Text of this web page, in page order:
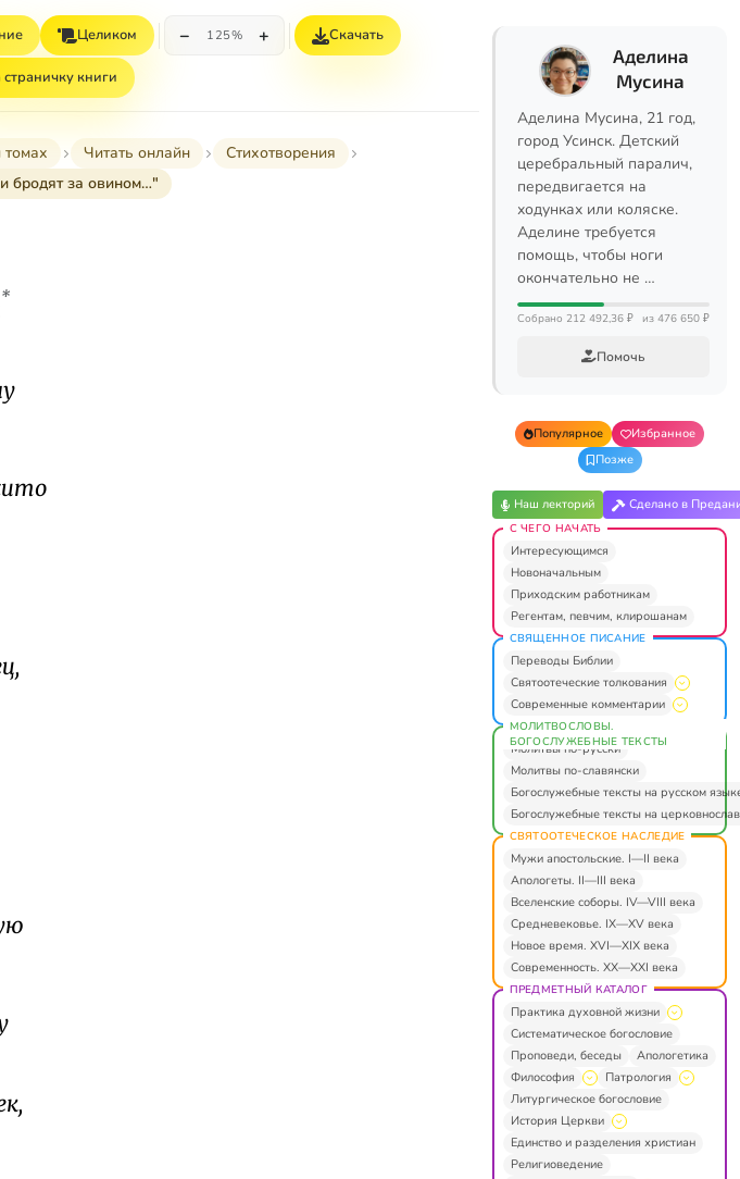
Целиком − 125% + Скачать
книги
Читать онлайн
Стихотворения
бродят за овином…"
*
Аделина
Мусина
Аделина Мусина, 21 год,
город Усинск. Детский
церебральный паралич,
передвигается на
ходунках или коляске.
Аделине требуется
помощь, чтобы ноги
окончательно не …
Собрано 212 492,36 ₽ из 476 650 ₽
Помочь
Популярное
Избранное
Позже
Наш лекторий Сделано в
С ЧЕГО НАЧАТЬ
Интересующимся
Новоначальным
Приходским работникам
Регентам, певчим, клирошанам
СВЯЩЕННОЕ ПИСАНИЕ
Переводы Библии
Святоотеческие толкования
Современные комментарии
МОЛИТВОСЛОВЫ.
БОГОСЛУЖЕБНЫЕ ТЕКСТЫ
Молитвы по-русски
Молитвы по-славянски
Богослужебные тексты на русском
Богослужебные тексты на
СВЯТООТЕЧЕСКОЕ НАСЛЕДИЕ
Мужи апостольские. I—II века
Апологеты. II—III века
Вселенские соборы. IV—VIII века
Средневековье. IX—XV века
Новое время. XVI—XIX века
Современность. XX—XXI века
ПРЕДМЕТНЫЙ КАТАЛОГ
Практика духовной жизни
Систематическое богословие
Проповеди, беседы
Апологетика
Философия
Патрология
Литургическое богословие
История Церкви
Единство и разделения христиан
Религиоведение